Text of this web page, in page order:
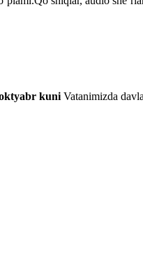
kuni Vatanimizda